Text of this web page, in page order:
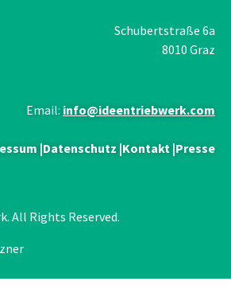
Schubertstraße 6a
8010 Graz
Email: info@ideentriebwerk.com
|Datenschutz |Kontakt |Presse
All Rights Reserved.